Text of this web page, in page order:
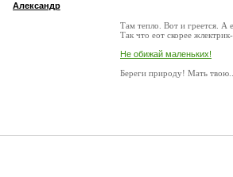
Александр
Там тепло. Вот и греется. А
Так что еот скорее
Не обижай маленьких!
Береги природу! Мать